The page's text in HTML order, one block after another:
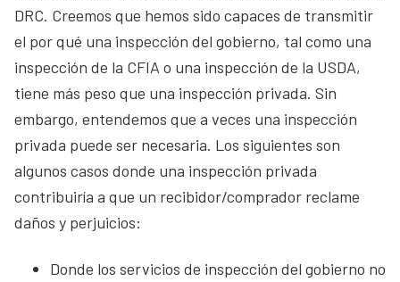
DRC. Creemos que hemos sido capaces de transmitir
el por qué una inspección del gobierno, tal como una
inspección de la CFIA o una inspección de la USDA,
tiene más peso que una inspección privada. Sin
embargo, entendemos que a veces una inspección
privada puede ser necesaria. Los siguientes son
algunos casos donde una inspección privada
contribuiría a que un recibidor/comprador reclame
daños y perjuicios:
Donde los servicios de inspección del gobierno no